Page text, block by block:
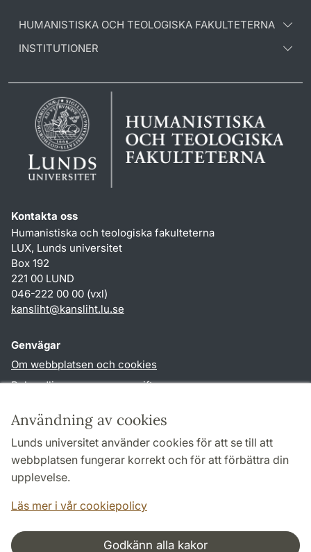
Användning av cookies
Lunds universitet använder cookies för att se till att
webbplatsen fungerar korrekt och för att förbättra din
upplevelse.
Läs mer i vår cookiepolicy
Godkänn alla kakor
HUMANISTISKA OCH TEOLOGISKA FAKULTETERNA
INSTITUTIONER
Kontakta oss
Humanistiska och teologiska fakulteterna
LUX, Lunds universitet
Box 192
221 00 LUND
046-222 00 00 (vxl)
kansliht@kansliht.lu.se
Genvägar
Om webbplatsen och cookies
Behandling av personuppgifter
TYPO3-login
Följ oss i sociala medier